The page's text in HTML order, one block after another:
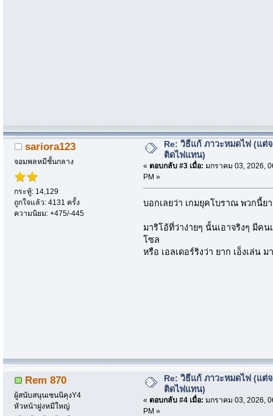
sariora123
จอมพลหมีชั้นกลาง
กระทู้: 14,129
ถูกใจแล้ว: 4131 ครั้ง
ความนิยม: +475/-445
Re: วิธีแก้ ภาวะหมดไฟ (แต่
ติดไฟแทน)
« ตอบกลับ #3 เมื่อ: มกราคม 03, 2026,
PM »
บอกเลยว่า เกมยุคโบราณ พวกนี้ย
มาริโอ้ที่ว่าง่ายๆ นั้นเอาจริงๆ มีค
โซล
หรือ เอลเดอร์ริงว่า ยาก เอ็งเล่น
Rem 870
ผู้สนับสนุนเซนนิคุงY4
หัวหน้าฝูงหมีใหญ่
Re: วิธีแก้ ภาวะหมดไฟ (แต่
ติดไฟแทน)
« ตอบกลับ #4 เมื่อ: มกราคม 03, 2026,
PM »